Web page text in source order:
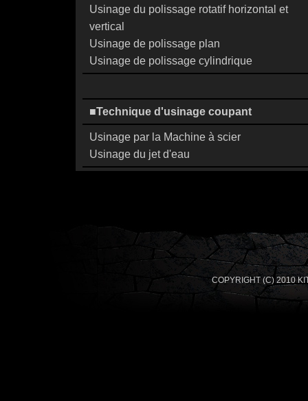
Usinage du polissage rotatif horizontal et
vertical
Usinage de polissage plan
Usinage de polissage cylindrique
■Technique d'usinage coupant
Usinage par la Machine à scier
Usinage du jet d'eau
COPYRIGHT (C) 2010